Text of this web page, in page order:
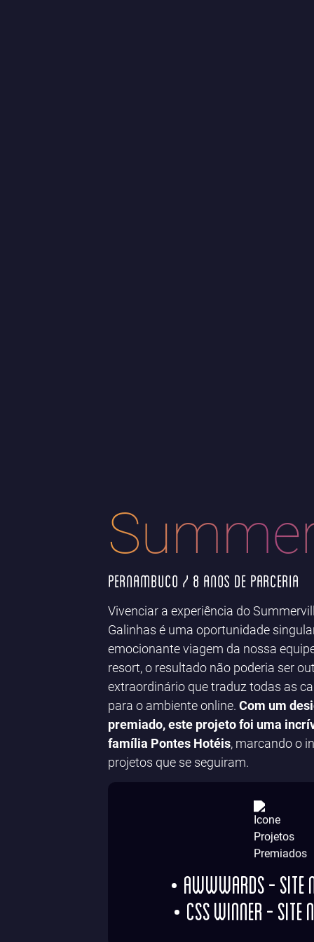
Pernambuco / 8 anos de parceria
Vivenciar a experiência do
Galinhas é uma oportunidade
emocionante viagem da nossa
resort, o resultado não poderia ser
extraordinário que traduz todas as
para o ambiente online. Com um
premiado, este projeto foi uma
família Pontes Hotéis, marcando o
projetos que se seguiram.
Awwwards - Site
Css Winner - Site